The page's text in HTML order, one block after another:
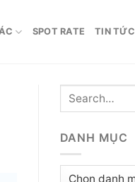
SPOT RATE TIN TỨC
DANH MỤC
Danh